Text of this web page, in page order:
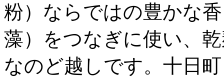
粉）ならではの豊かな
藻）をつなぎに使い、
なのど越しです。十日